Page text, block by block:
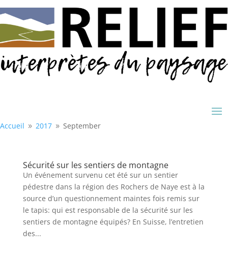
Accueil 9 2017 9 September
Sécurité sur les sentiers de montagne
Un événement survenu cet été sur un sentier
pédestre dans la région des Rochers de Naye est à la
source d’un questionnement maintes fois remis sur
le tapis: qui est responsable de la sécurité sur les
sentiers de montagne équipés? En Suisse, l’entretien
des...